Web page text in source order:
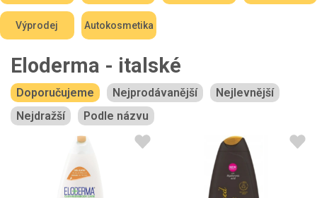
Výprodej Autokosmetika
Eloderma - italské
Doporučujeme Nejprodávanější
Nejlevnější
Nejdražší
Podle názvu